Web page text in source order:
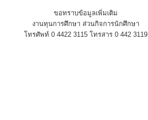
ขอทราบข้อมูลเพิ่มเติม
งานทุนการศึกษา ส่วนกิจการนักศึกษา
โทรศัพท์ 0 4422 3115 โทรสาร 0 442 3119